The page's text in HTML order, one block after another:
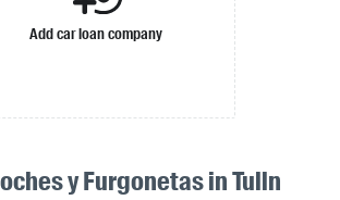
Add car loan company
y Furgonetas in Tulln